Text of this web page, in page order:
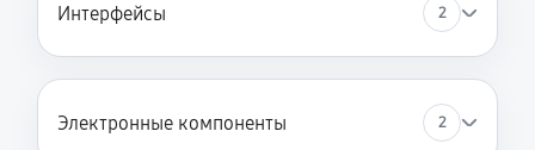
Интерфейсы 2
Электронные компоненты 2